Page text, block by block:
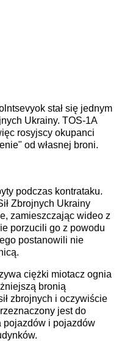
stał się jednym
Ukrainy. TOS-1A
rosyjscy okupanci
od własnej broni.
podczas kontrataku.
Zbrojnych Ukrainy
zamieszczając wideo z
porzucili go z powodu
postanowili nie
ciężki miotacz ognia
bronią
zbrojnych i oczywiście
jest do
pojazdów i pojazdów